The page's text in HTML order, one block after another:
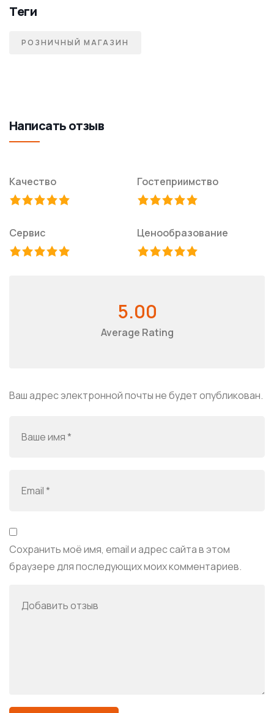
Теги
РОЗНИЧНЫЙ МАГАЗИН
Написать отзыв
Качество Гостеприимство
Сервис Ценообразование
5.00
Average Rating
Ваш адрес электронной почты не будет опубликован.
Сохранить моё имя, email и адрес сайта в этом
браузере для последующих моих комментариев.